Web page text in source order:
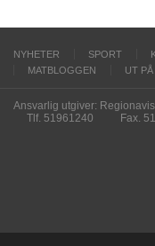
NYHETER SPORT
MATBLOGGEN
UT
Ansvarlig utgiver:
Tlf. 51961240
Fax.